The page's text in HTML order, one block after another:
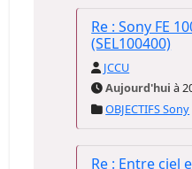
Re : Sony FE
(SEL100400)
JCCU
Aujourd'hui à
OBJECTIFS Sony
Re : Entre ciel